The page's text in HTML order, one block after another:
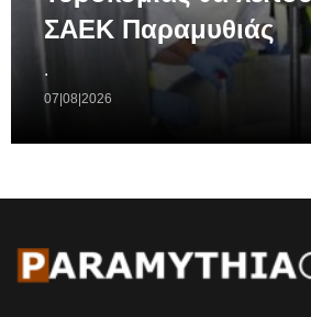
ΣΑΕΚ Παραμυθιάς
.
07|08|2026